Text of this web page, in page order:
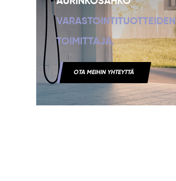
VARASTOINTITUOTTEIDEN
TOIMITTAJA.
OTA MEIHIN YHTEYTTÄ